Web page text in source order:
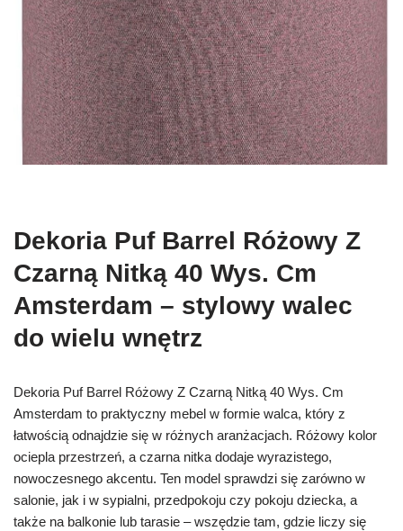
Dekoria Puf Barrel Różowy Z
Czarną Nitką 40 Wys. Cm
Amsterdam – stylowy walec
do wielu wnętrz
Dekoria Puf Barrel Różowy Z Czarną Nitką 40 Wys. Cm
Amsterdam to praktyczny mebel w formie walca, który z
łatwością odnajdzie się w różnych aranżacjach. Różowy kolor
ociepla przestrzeń, a czarna nitka dodaje wyrazistego,
nowoczesnego akcentu. Ten model sprawdzi się zarówno w
salonie, jak i w sypialni, przedpokoju czy pokoju dziecka, a
także na balkonie lub tarasie – wszędzie tam, gdzie liczy się